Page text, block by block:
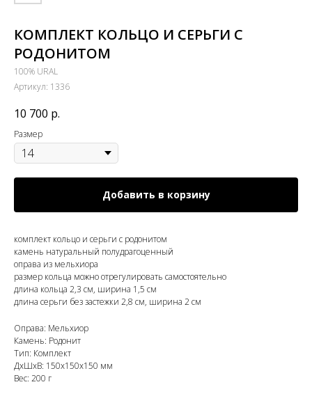
КОМПЛЕКТ КОЛЬЦО И СЕРЬГИ С
РОДОНИТОМ
100% URAL
Артикул: 1336
10 700 р.
Размер
Добавить в корзину
комплект кольцо и серьги с родонитом
камень натуральный полудрагоценный
оправа из мельхиора
размер кольца можно отрегулировать самостоятельно
длина кольца 2,3 см, ширина 1,5 см
длина серьги без застежки 2,8 см, ширина 2 см
Оправа: Мельхиор
Камень: Родонит
Тип: Комплект
ДxШxВ: 150x150x150 мм
Вес: 200 г